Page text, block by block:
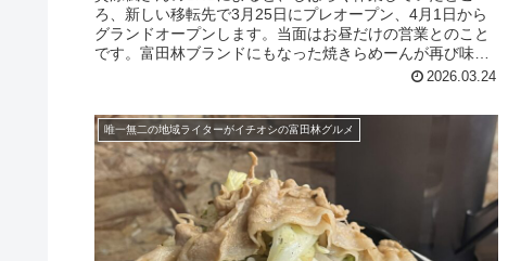
ろ、新しい移転先で3月25日にプレオープン、4月1日から
グランドオープンします。当面はお昼だけの営業とのこと
です。富田林ブランドにもなった焼きらめーんが再び味わ
2026.03.24
唯一無二の地域ライターがイチオシの富田林グルメ